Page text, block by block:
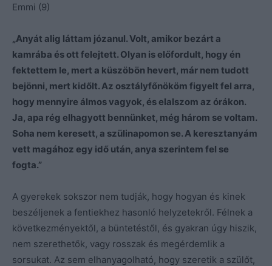
Emmi (9)
„Anyát alig láttam józanul. Volt, amikor bezárt a
kamrába és ott felejtett. Olyan is előfordult, hogy én
fektettem le, mert a küszöbön hevert, már nem tudott
bejönni, mert kidőlt. Az osztályfőnököm figyelt fel arra,
hogy mennyire álmos vagyok, és elalszom az órákon.
Ja, apa rég elhagyott bennünket, még három se voltam.
Soha nem keresett, a szülinapomon se. A keresztanyám
vett magához egy idő után, anya szerintem fel se
fogta.”
A gyerekek sokszor nem tudják, hogy hogyan és kinek
beszéljenek a fentiekhez hasonló helyzetekről. Félnek a
következményektől, a büntetéstől, és gyakran úgy hiszik,
nem szerethetők, vagy rosszak és megérdemlik a
sorsukat. Az sem elhanyagolható, hogy szeretik a szülőt,